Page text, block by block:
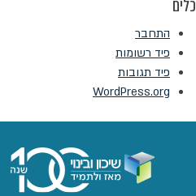
כלים
התחבר
פיד רשומות
פיד תגובות
WordPress.org